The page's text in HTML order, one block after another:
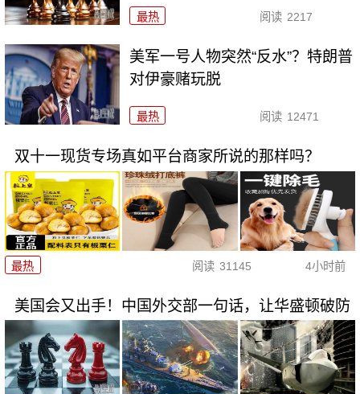
最热 阅读 2217
美军一号人物突然“反水”？特朗普
对伊豪赌玩脱
最热 阅读 12471
双十一现货专场真如平台商家所说的那样吗？
最热 阅读 31145 4小时前
美国会又出手！中国外交部一句话，让华盛顿破防